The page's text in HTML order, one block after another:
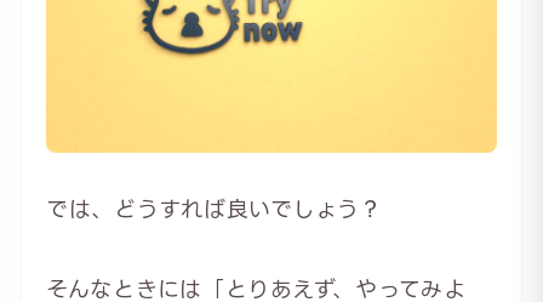
では、どうすれば良いでしょう？
そんなときには「とりあえず、やってみよ